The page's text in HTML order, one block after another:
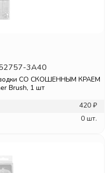
3A40
СО СКОШЕННЫМ КРАЕМ
Brush, 1 шт
420 ₽
0 шт.